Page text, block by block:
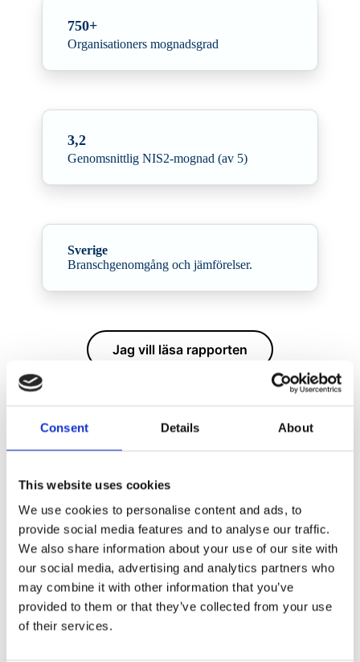
Consent Details About
This website uses cookies
We use cookies to personalise content and ads, to
provide social media features and to analyse our traffic.
We also share information about your use of our site with
our social media, advertising and analytics partners who
may combine it with other information that you’ve
provided to them or that they’ve collected from your use
of their services.
750+
Organisationers mognadsgrad
3,2
Genomsnittlig NIS2-mognad (av 5)
Sverige
Branschgenomgång och jämförelser.
Jag vill läsa rapporten
I samarbete med Radar Group och Northwave Cyber
Security · Q1 uppdatering
En kvartalsvis hotinformationsrapport för skandinaviska
organisationer. Denna utgåva dyker ner i
cybersäkerhetslagen/NIS2, explosionen av AI-drivna attacker och
den kraftiga ökningen av incidenter i leveransskedjan.